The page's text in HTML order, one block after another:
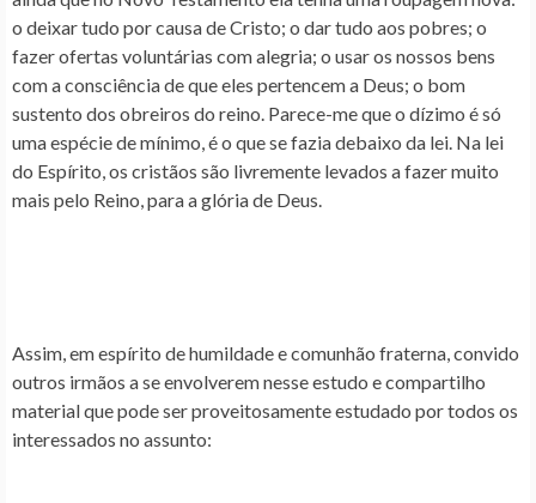
o deixar tudo por causa de Cristo; o dar tudo aos pobres; o
fazer ofertas voluntárias com alegria; o usar os nossos bens
com a consciência de que eles pertencem a Deus; o bom
sustento dos obreiros do reino. Parece-me que o dízimo é só
uma espécie de mínimo, é o que se fazia debaixo da lei. Na lei
do Espírito, os cristãos são livremente levados a fazer muito
mais pelo Reino, para a glória de Deus.
Assim, em espírito de humildade e comunhão fraterna, convido
outros irmãos a se envolverem nesse estudo e compartilho
material que pode ser proveitosamente estudado por todos os
interessados no assunto: